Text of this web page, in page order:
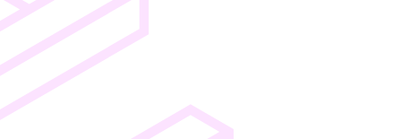
Demo
Karriere
Partner